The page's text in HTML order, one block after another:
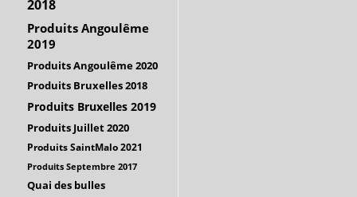
2018
Produits Angoulême
2019
Produits Angoulême 2020
Produits Bruxelles 2018
Produits Bruxelles 2019
Produits Juillet 2020
Produits SaintMalo 2021
Produits Septembre 2017
Quai des bulles